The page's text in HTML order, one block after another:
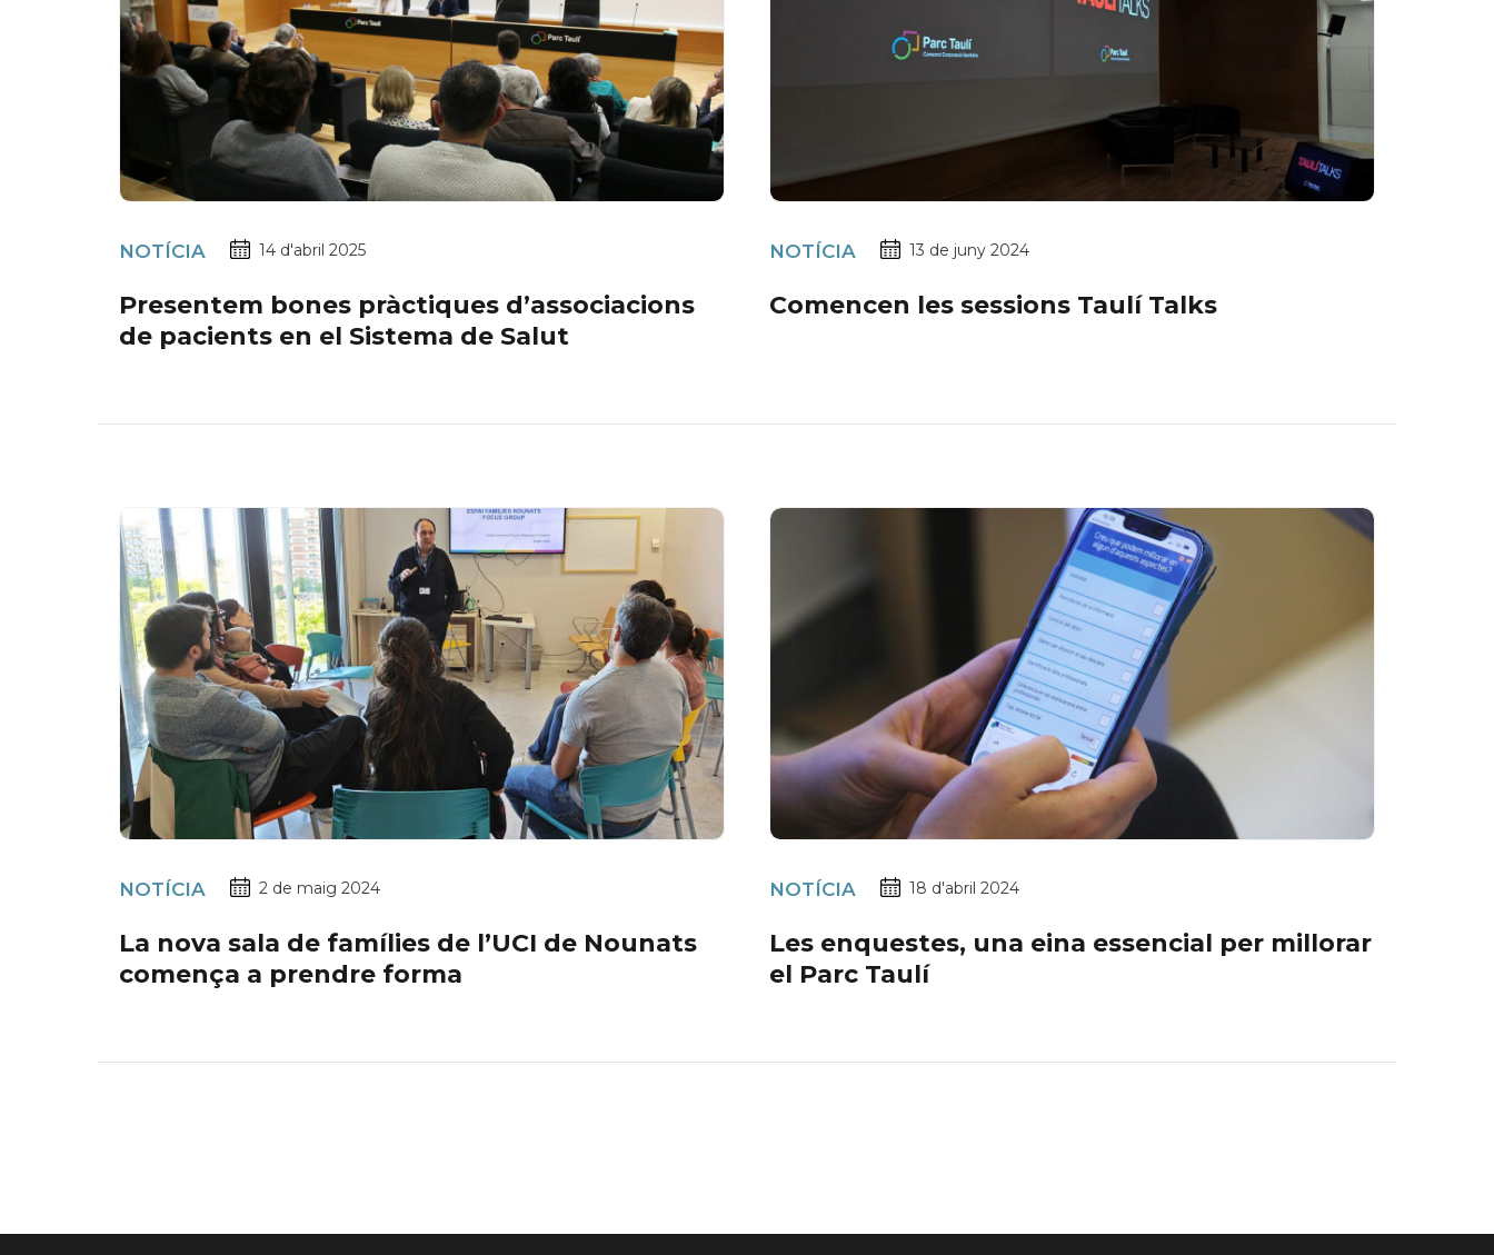
NOTÍCIA 14 d'abril 2025
Presentem bones pràctiques d’associacions
de pacients en el Sistema de Salut
NOTÍCIA 13 de juny 2024
Comencen les sessions Taulí Talks
NOTÍCIA 2 de maig 2024
La nova sala de famílies de l’UCI de Nounats
comença a prendre forma
NOTÍCIA 18 d'abril 2024
Les enquestes, una eina essencial per millorar
el Parc Taulí